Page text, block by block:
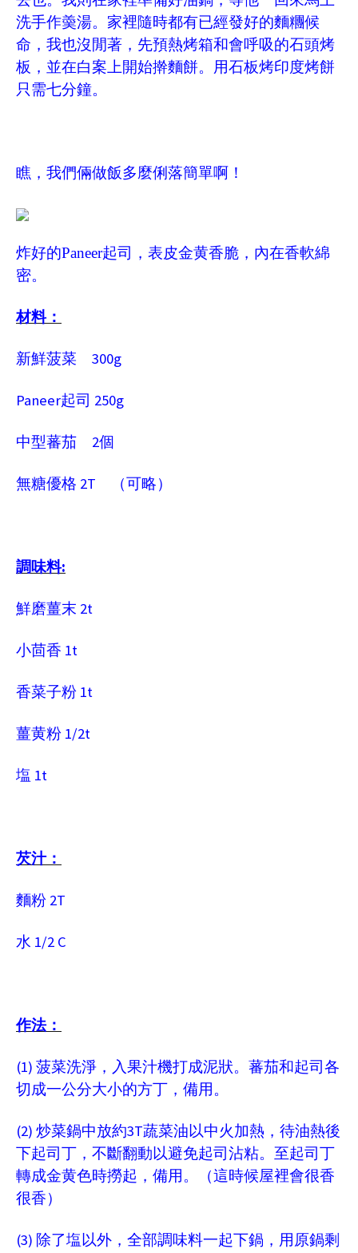
洗手作羮湯。 家裡隨時都有已經發好的麵糰候
命，我也沒閒著，先預熱烤箱和會呼吸的石頭烤
板，並在白案上開始擀麵餅。用石板烤印度烤餅
只需七分鐘。
瞧，我們倆做飯多麼俐落簡單啊！
炸好的Paneer起司，表皮金黄香脆，內在香軟綿
密。
材料：
新鮮菠菜 300g
Paneer起司 250g
中型蕃茄 2個
無糖優格 2T （可略）
調味料:
鮮磨薑末 2t
小茴香 1t
香菜子粉 1t
薑黄粉 1/2t
塩 1t
芡汁：
麵粉 2T
水 1/2 C
作法：
(1) 菠菜洗淨，入果汁機打成泥狀。蕃茄和起司各
切成一公分大小的方丁，備用。
(2) 炒菜鍋中放約3T蔬菜油以中火加熱，待油熱後
下起司丁，不斷翻動以避免起司沾粘。至起司丁
轉成金黄色時撈起，備用。（這時候屋裡會很香
很香）
(3) 除了塩以外，全部調味料一起下鍋，用原鍋剩